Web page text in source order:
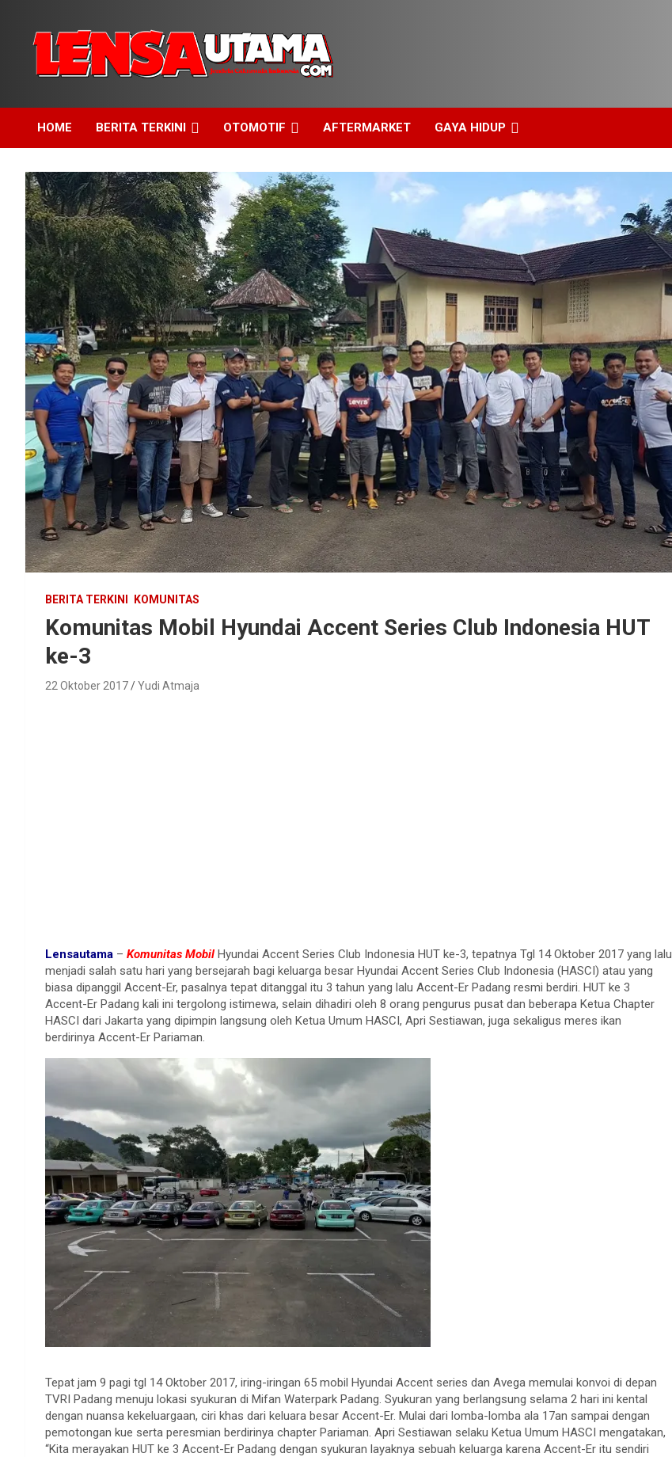
content
LensaUtama
HOME BERITA TERKINI OTOMOTIF AFTERMARKET GAYA HIDUP
BERITA TERKINI KOMUNITAS
Komunitas Mobil Hyundai Accent Series Club Indonesia HUT
ke-3
22 Oktober 2017 Yudi Atmaja
Lensautama – Komunitas Mobil Hyundai Accent Series Club Indonesia HUT ke-3, tepatnya Tgl 14 Oktober 2017 yang lalu
menjadi salah satu hari yang bersejarah bagi keluarga besar Hyundai Accent Series Club Indonesia (HASCI) atau yang
biasa dipanggil Accent-Er, pasalnya tepat ditanggal itu 3 tahun yang lalu Accent-Er Padang resmi berdiri. HUT ke 3
Accent-Er Padang kali ini tergolong istimewa, selain dihadiri oleh 8 orang pengurus pusat dan beberapa Ketua Chapter
HASCI dari Jakarta yang dipimpin langsung oleh Ketua Umum HASCI, Apri Sestiawan, juga sekaligus meres ikan
berdirinya Accent-Er Pariaman.
Tepat jam 9 pagi tgl 14 Oktober 2017, iring-iringan 65 mobil Hyundai Accent series dan Avega memulai konvoi di depan
TVRI Padang menuju lokasi syukuran di Mifan Waterpark Padang. Syukuran yang berlangsung selama 2 hari ini kental
dengan nuansa kekeluargaan, ciri khas dari keluara besar Accent-Er. Mulai dari lomba-lomba ala 17an sampai dengan
pemotongan kue serta peresmian berdirinya chapter Pariaman. Apri Sestiawan selaku Ketua Umum HASCI mengatakan,
“Kita merayakan HUT ke 3 Accent-Er Padang dengan syukuran layaknya sebuah keluarga karena Accent-Er itu sendiri